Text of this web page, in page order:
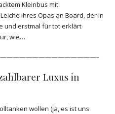
Kleinbus mit
ihres Opas an Board, der in
und erstmal für tot erklärt
wie…
Luxus in
wollen (ja, es ist uns